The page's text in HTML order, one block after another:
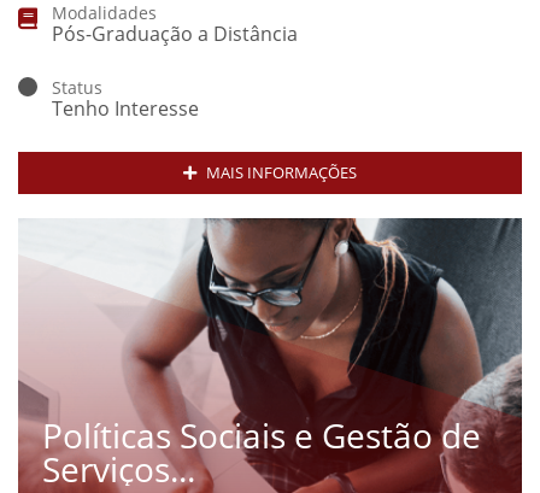
Modalidades
Pós-Graduação a Distância
Status
Tenho Interesse
MAIS INFORMAÇÕES
Políticas Sociais e Gestão de
Serviços...